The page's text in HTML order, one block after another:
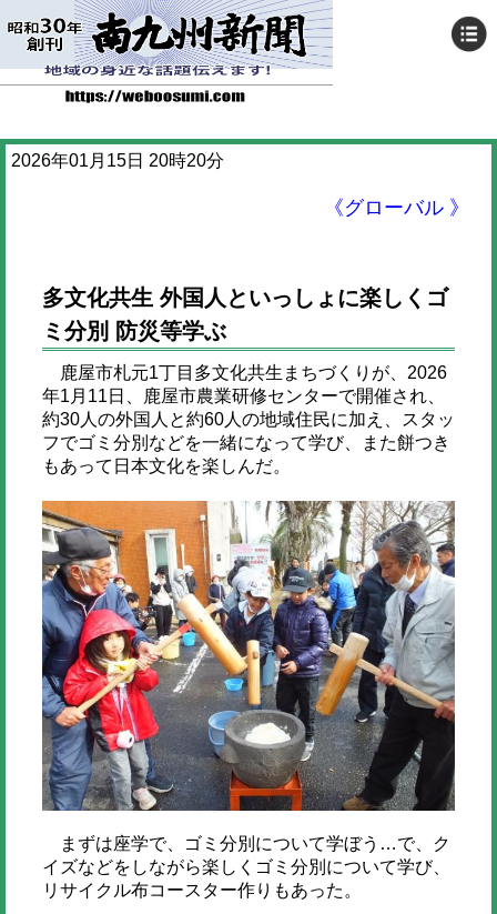
2026年01月15日 20時20分
《グローバル 》
多文化共生 外国人といっしょに楽しくゴ
ミ分別 防災等学ぶ
鹿屋市札元1丁目多文化共生まちづくりが、2026
年1月11日、鹿屋市農業研修センターで開催され、
約30人の外国人と約60人の地域住民に加え、スタッ
フでゴミ分別などを一緒になって学び、また餅つき
もあって日本文化を楽しんだ。
まずは座学で、ゴミ分別について学ぼう…で、ク
イズなどをしながら楽しくゴミ分別について学び、
リサイクル布コースター作りもあった。